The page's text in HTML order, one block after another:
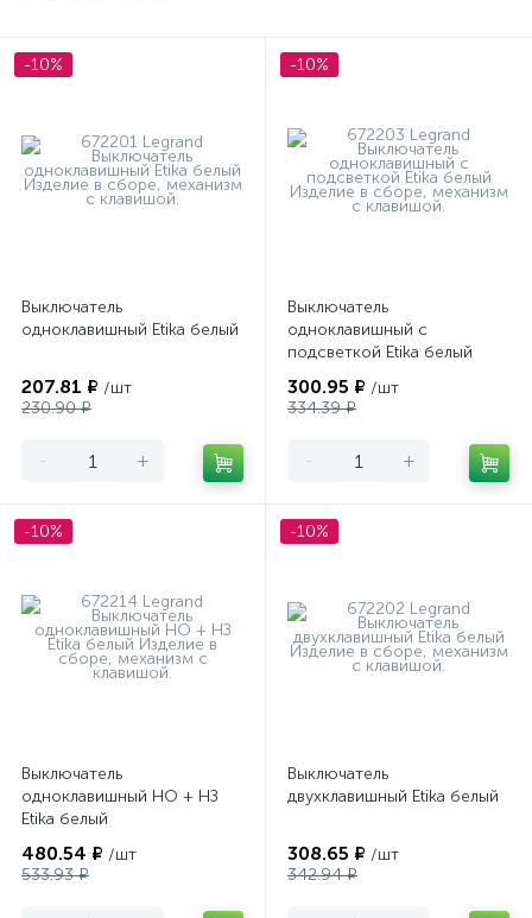
-10%
Выключатель
одноклавишный Etika белый
207.81 ₽ /шт
230.90 ₽
- +
-10%
Выключатель
одноклавишный с
подсветкой Etika белый
300.95 ₽ /шт
334.39 ₽
- +
-10%
Выключатель
одноклавишный НО + НЗ
Etika белый
480.54 ₽ /шт
533.93 ₽
-10%
Выключатель
двухклавишный Etika белый
308.65 ₽ /шт
342.94 ₽